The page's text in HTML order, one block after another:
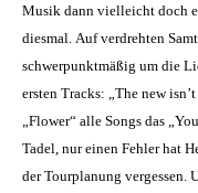
Musik dann vielleicht doch
diesmal. Auf verdrehten
schwerpunktmäßig um die
ersten Tracks: „The new
„Flower“ alle Songs das
Tadel, nur einen Fehler hat
der Tourplanung vergessen.